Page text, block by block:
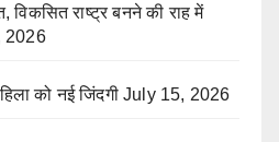
विकसित राष्ट्र बनने की राह में
2026
को नई जिंदगी July 15, 2026